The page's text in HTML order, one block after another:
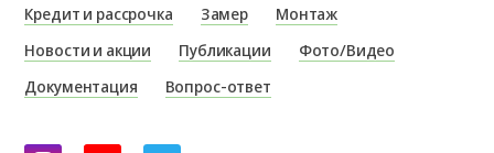
Кредит и рассрочка
Замер
Монтаж
Новости и акции
Публикации
Фото/Видео
Документация
Вопрос-ответ